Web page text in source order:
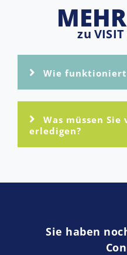
zu VISIT
Wie funktioniert
Was müssen
erledigen? ​
Sie haben